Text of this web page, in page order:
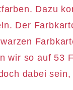
Dazu
Der
wir so auf 53
dabei sein,